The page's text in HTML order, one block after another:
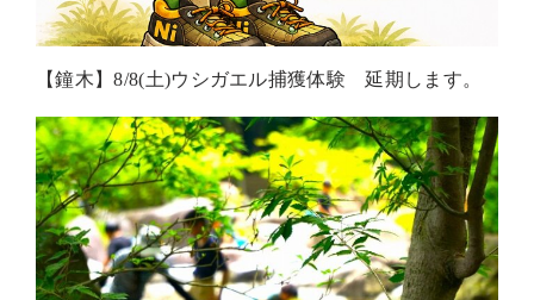
【鐘木】8/8(土)ウシガエル捕獲体験 延期します。